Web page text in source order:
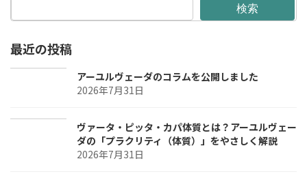
ー
り
ジ
ジ
ジ
検索
最近の投稿
アーユルヴェーダのコラムを公開しました
2026年7月31日
ヴァータ・ピッタ・カパ体質とは？アーユルヴェー
ダの「プラクリティ（体質）」をやさしく解説
2026年7月31日